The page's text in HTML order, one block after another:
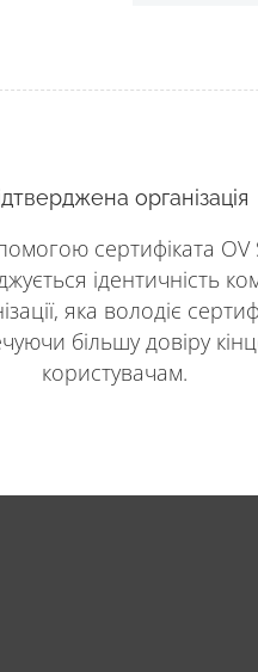
організація
сертифіката OV
ідентичність
яка володіє
більшу довіру
користувачам.